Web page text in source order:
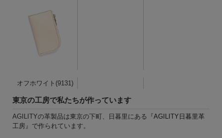
オフホワイト(9131)
東京の工房で私たちが作っています
AGILITYの革製品は東京の下町、日暮里にある『AGILITY日暮里革
工房 』で作られています。